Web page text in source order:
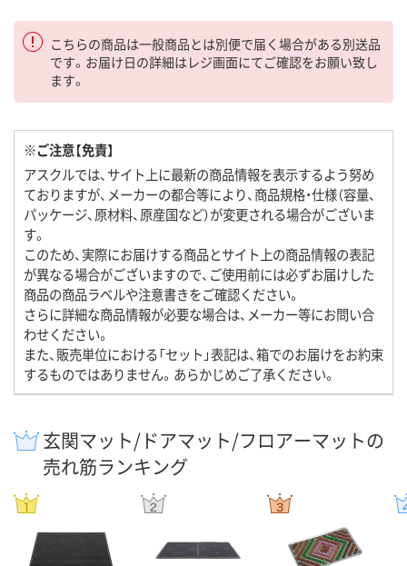
こちらの商品は一般商品とは別便で届く場合がある別送品
です。お届け日の詳細はレジ画面にてご確認をお願い致し
ます。
※ご注意【免責】
アスクルでは、サイト上に最新の商品情報を表示するよう努め
ておりますが、メーカーの都合等により、商品規格・仕様（容量、
パッケージ、原材料、原産国など）が変更される場合がございま
す。
このため、実際にお届けする商品とサイト上の商品情報の表記
が異なる場合がございますので、ご使用前には必ずお届けした
商品の商品ラベルや注意書きをご確認ください。
さらに詳細な商品情報が必要な場合は、メーカー等にお問い合
わせください。
また、販売単位における「セット」表記は、箱でのお届けをお約束
するものではありません。あらかじめご了承ください。
玄関マット/ドアマット/フロアーマットの
売れ筋ランキング